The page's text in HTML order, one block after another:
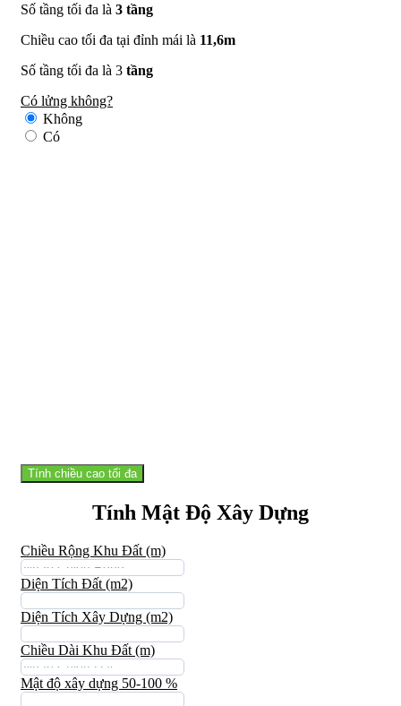
Số tầng tối đa là 3 tầng
Chiều cao tối đa tại đỉnh mái là 11,6m
Số tầng tối đa là 3 tầng
Có lửng không?
Không
Có
Tính chiều cao tối đa
Tính Mật Độ Xây Dựng
Chiều Rộng Khu Đất (m)
Diện Tích Đất (m2)
Diện Tích Xây Dựng (m2)
Chiều Dài Khu Đất (m)
Mật độ xây dựng 50-100 %